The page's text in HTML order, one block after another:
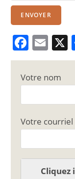
ENVOYER
F
a
c
e
b
o
o
k
E
m
ai
l
Votre nom
Votre courriel
Cliquez